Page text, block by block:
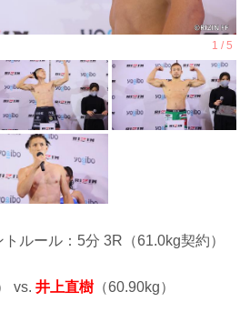
ルール：5分 3R（61.0kg契約）
vs. 井上直樹 （60.90kg）